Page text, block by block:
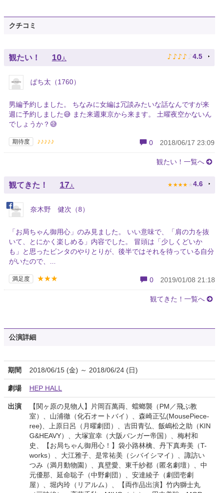
クチコミ
観たい！ 10人 ♪ ♪ ♪ ♪ ♪ 4.5
ぱち太（1760）
男編予約しました。 ちなみに女編は冗談みたいな話なんですが来
週に予約しました😅 また来週東京から来ます。 土曜夜空かないん
でしょうか？😅
期待度 ♪♪♪♪♪ 0 2018/06/17 23:09
観たい！一覧へ
観てきた！ 17 人 ★ ★ ★ ★ ★ 4.6
奈木野 健次（8）
「お局ちゃん御用心」のみ見ました。 いい意味で、「肩の力を抜
いて、とにかく楽しめる」内容でした。 冒頭は「少しくどいか
も」と思ったビンタのやりとりが、後半ではそれを待っている自分
がいたので、...
満足度 ★★★ 0 2019/01/08 21:18
観てきた！一覧へ
公演詳細
期間 2018/06/15 (金) ～ 2018/06/24 (日)
劇場 HEP HALL
出演
【関ヶ原の見物人】片岡百萬両、蟷螂襲（PM／飛ぶ教
室）、山浦徹（化石オートバイ）、森崎正弘(MousePiece-
ree)、上原日呂（月曜劇団）、吉田青弘、飯嶋松之助（KIN
G&HEAVY）、大塚宣幸（大阪バンガー帝国）、梅村和
史、【お局ちゃん御用心！】袋小路林檎、丹下真寿美（T-
works）、大江雅子、是常祐美（シバイシマイ）、諏訪い
つみ（満月動物園）、真壁愛、東千紗都（匿名劇壇）、中
元優那、延命聡子（中野劇団）、安達綾子（劇団壱劇
屋）、堀内玲（リアルム）、【両作品出演】竹内獅士丸